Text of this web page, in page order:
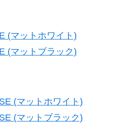
(マットホワイト)
(マットブラック)
(マットホワイト)
(マットブラック)